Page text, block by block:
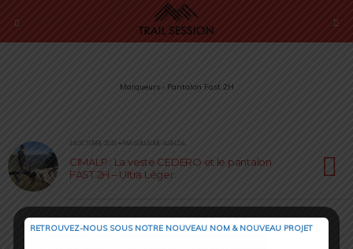
Marqueurs › Pantalon Fast 2H
24 OCTOBRE 2020 • PAR GUILLAUME ALBELDA
CIMALP : La veste CEDERO et le pantalon
FAST 2H – Ultra Léger.
RETROUVEZ-NOUS SOUS NOTRE NOUVEAU NOM & NOUVEAU PROJET